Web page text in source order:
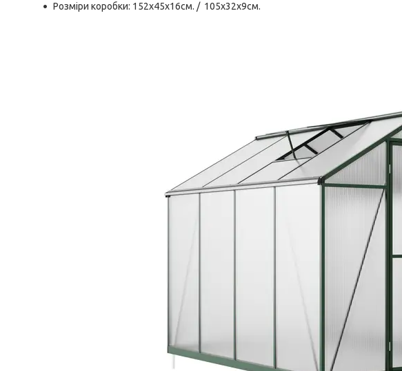
Розміри коробки: 152х45х16см. / 105x32x9см.